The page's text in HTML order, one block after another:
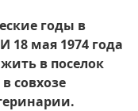
годы в
18 мая 1974 года
в поселок
совхозе